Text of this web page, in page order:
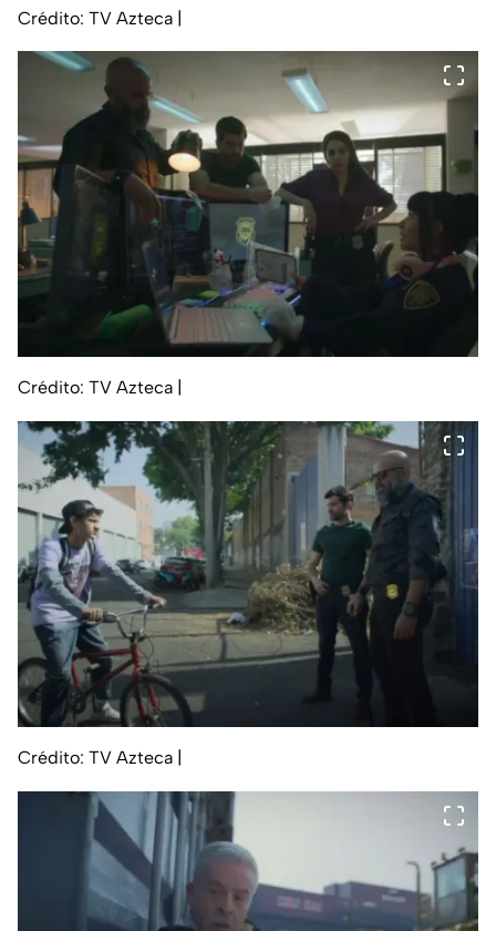
Crédito: TV Azteca |
Crédito: TV Azteca
Crédito: TV Azteca |